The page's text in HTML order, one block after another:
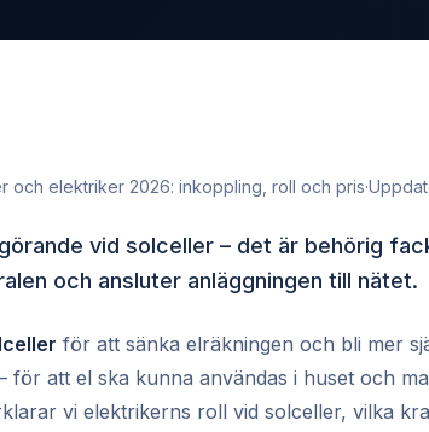
och elektriker 2026: inkoppling, roll och pris·
vid solceller – det är behörig
och ansluter anläggningen till nätet.
för att sänka elräkningen och bli mer
för att el ska kunna användas i huset och
vi elektrikerns roll vid solceller, vilka